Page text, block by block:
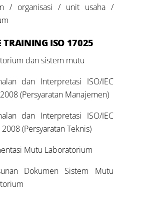
/ organisasi / unit usaha /
TRAINING ISO 17025
dan sistem mutu
dan Interpretasi ISO/IEC
(Persyaratan Manajemen)
dan Interpretasi ISO/IEC
(Persyaratan Teknis)
Mutu Laboratorium
Dokumen Sistem Mutu